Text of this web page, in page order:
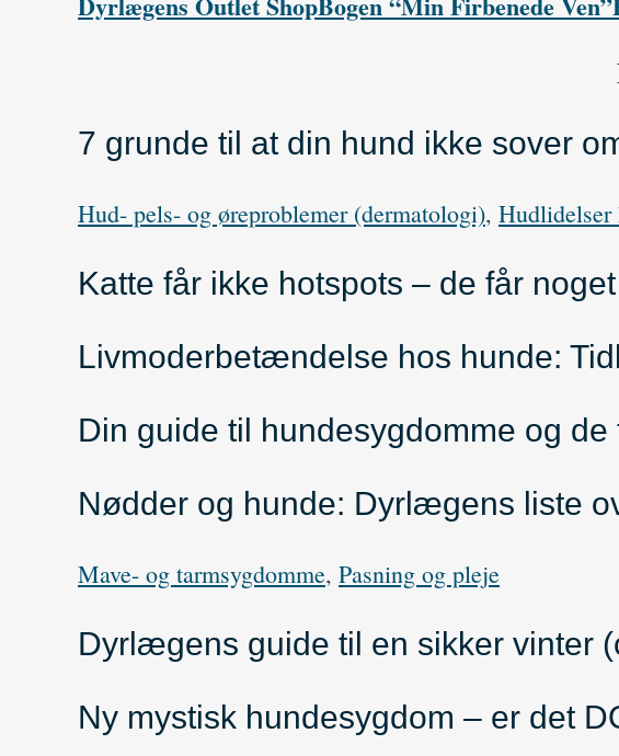
7 grunde til at din hund ikke sover
Hud- pels- og øreproblemer (dermatologi), Hudlidelser
Katte får ikke hotspots – de får
Livmoderbetændelse hos hunde:
Din guide til hundesygdomme og
Nødder og hunde: Dyrlægens liste
Mave- og tarmsygdomme, Pasning og pleje
Dyrlægens guide til en sikker vinter
Ny mystisk hundesygdom – er det